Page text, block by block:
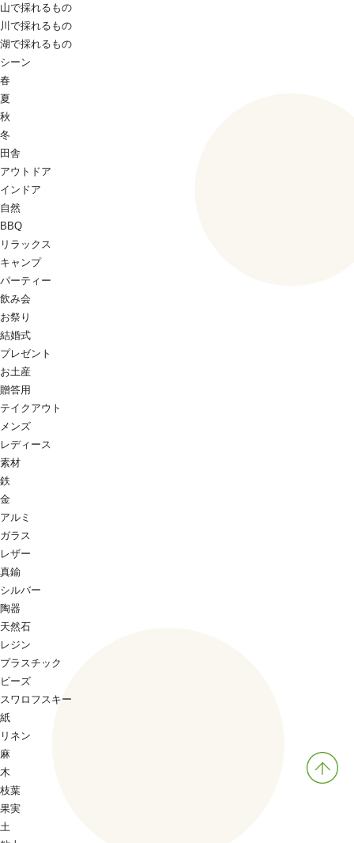
山で採れるもの
川で採れるもの
湖で採れるもの
シーン
春
夏
秋
冬
田舎
アウトドア
インドア
自然
BBQ
リラックス
キャンプ
パーティー
飲み会
お祭り
結婚式
プレゼント
お土産
贈答用
テイクアウト
メンズ
レディース
素材
鉄
金
アルミ
ガラス
レザー
真鍮
シルバー
陶器
天然石
レジン
プラスチック
ビーズ
スワロフスキー
紙
リネン
麻
木
枝葉
果実
土